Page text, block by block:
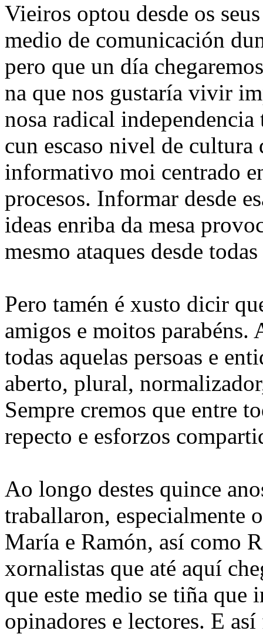
Vieiros optou desde os
medio de comunicación
pero que un día
na que nos gustaría vivir
nosa radical
cun escaso nivel de
informativo moi centrado
procesos. Informar desde
ideas enriba da mesa
mesmo ataques desde
Pero tamén é xusto dicir
amigos e moitos parabéns.
todas aquelas persoas e
aberto, plural,
Sempre cremos que entre
repecto e esforzos
Ao longo destes quince
traballaron, especialmente
María e Ramón, así como
xornalistas que até aquí
que este medio se tiña que
opinadores e lectores. E